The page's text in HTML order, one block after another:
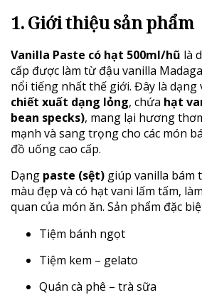
1. Giới thiệu sản phẩm
Vanilla Paste có hạt 500ml/hũ là
cấp được làm từ đậu vanilla
nổi tiếng nhất thế giới. Đây là dạng
chiết xuất dạng lỏng, chứa hạt
bean specks), mang lại hương
mạnh và sang trọng cho các món
đồ uống cao cấp.
Dạng paste (sệt) giúp vanilla bám
màu đẹp và có hạt vani lấm tấm,
quan của món ăn. Sản phẩm đặc
Tiệm bánh ngọt
Tiệm kem – gelato
Quán cà phê – trà sữa